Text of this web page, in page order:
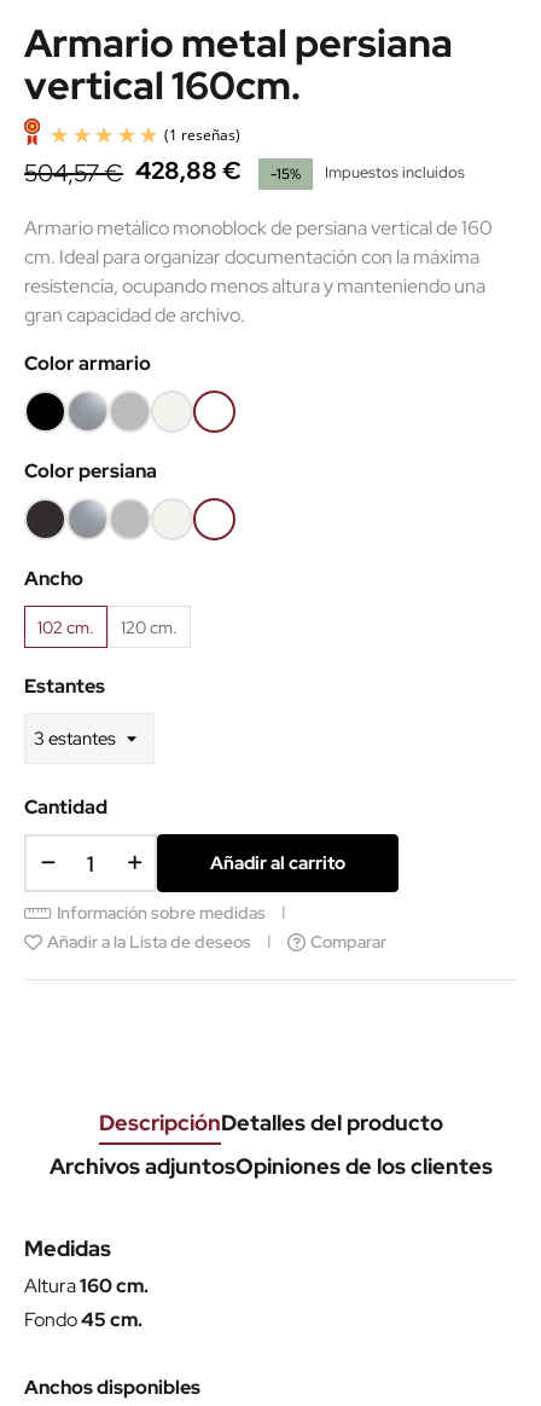
Armario metal persiana
vertical 160cm.
(1 reseñas)
504,57 € 428,88 € -15% Impuestos incluidos
Armario metálico monoblock de persiana vertical de 160
cm. Ideal para organizar documentación con la máxima
resistencia, ocupando menos altura y manteniendo una
gran capacidad de archivo.
Color armario
Negro
RAL9005
Plata
RAL9006
Gris
RAL7035
Blanco
RAL9010
Súper
blanco
Color persiana
Negro
RAL9005
Plata
RAL9006
Gris
RAL7035
Blanco
RAL9010
Súper
blanco
Ancho
102 cm. 120 cm.
Estantes
Cantidad
Añadir al carrito
Información sobre medidas
Añadir a la Lista de deseos
Comparar
DescripciónDetalles del producto
Archivos adjuntosOpiniones de los clientes
Medidas
Altura160 cm.
Fondo45 cm.
Anchos disponibles